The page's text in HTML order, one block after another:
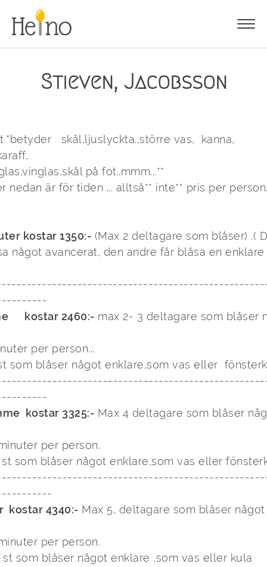
Stieven, Jacobsson
"betyder   skål,ljuslyckta.,större vas,  kanna,
på fot..mmm...**
nedan är för tiden ... alltså** inte** pris per
kostar 1350:- (Max 2 deltagare som blåser) .(
något avancerat, den andre får blåsa en
kostar 2460:- max 2- 3 deltagare som blåser
per person...
kostar 3325:- Max 4 deltagare som blåser
st som blåser något enklare,som vas eller
kostar 4340:- Max 5, deltagare som blåser något
st som blåser något enklare ,som vas eller kula